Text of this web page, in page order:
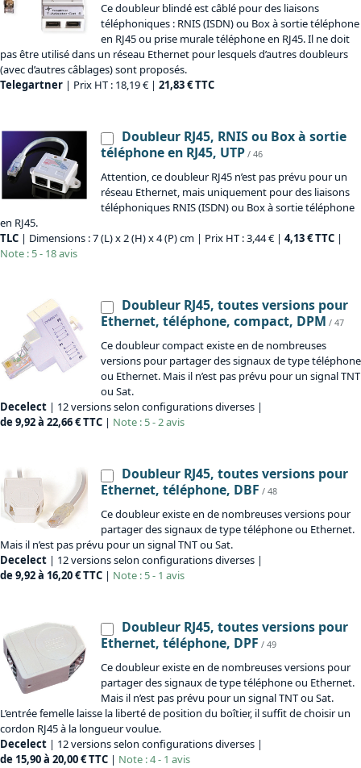
Ce doubleur blindé est câblé pour des liaisons
téléphoniques : RNIS (ISDN) ou Box à sortie téléphone
en RJ45 ou prise murale téléphone en RJ45. Il ne doit
pas être utilisé dans un réseau Ethernet pour lesquels d’autres doubleurs
(avec d’autres câblages) sont proposés.
Telegartner | Prix HT : 18,19 € | 21,83 € TTC
Doubleur RJ45, RNIS ou Box à sortie
téléphone en RJ45, UTP / 46
Attention, ce doubleur RJ45 n’est pas prévu pour un
réseau Ethernet, mais uniquement pour des liaisons
téléphoniques RNIS (ISDN) ou Box à sortie téléphone
en RJ45.
TLC | Dimensions : 7 (L) x 2 (H) x 4 (P) cm | Prix HT : 3,44 € | 4,13 € TTC |
Note : 5 - 18 avis
Doubleur RJ45, toutes versions pour
Ethernet, téléphone, compact, DPM / 47
Ce doubleur compact existe en de nombreuses
versions pour partager des signaux de type téléphone
ou Ethernet. Mais il n’est pas prévu pour un signal TNT
ou Sat.
Decelect | 12 versions selon configurations diverses |
de 9,92 à 22,66 € TTC | Note : 5 - 2 avis
Doubleur RJ45, toutes versions pour
Ethernet, téléphone, DBF / 48
Ce doubleur existe en de nombreuses versions pour
partager des signaux de type téléphone ou Ethernet.
Mais il n’est pas prévu pour un signal TNT ou Sat.
Decelect | 12 versions selon configurations diverses |
de 9,92 à 16,20 € TTC | Note : 5 - 1 avis
Doubleur RJ45, toutes versions pour
Ethernet, téléphone, DPF / 49
Ce doubleur existe en de nombreuses versions pour
partager des signaux de type téléphone ou Ethernet.
Mais il n’est pas prévu pour un signal TNT ou Sat.
L’entrée femelle laisse la liberté de position du boîtier, il suffit de choisir un
cordon RJ45 à la longueur voulue.
Decelect | 12 versions selon configurations diverses |
de 15,90 à 20,00 € TTC | Note : 4 - 1 avis